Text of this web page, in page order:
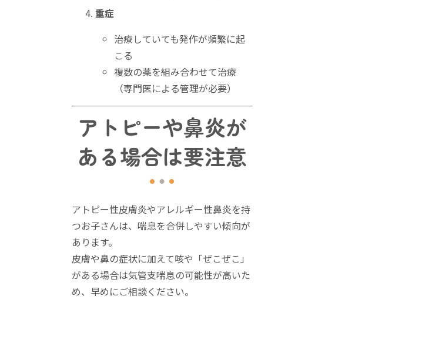
重症
治療していても発作が頻繁に起
こる
複数の薬を組み合わせて治療
（専門医による管理が必要）
アトピーや鼻炎が
ある場合は要注意
アトピー性皮膚炎やアレルギー性鼻炎を持
つお子さんは、喘息を合併しやすい傾向が
あります。
皮膚や鼻の症状に加えて咳や「ぜこぜこ」
がある場合は気管支喘息の可能性が高いた
め、早めにご相談ください。